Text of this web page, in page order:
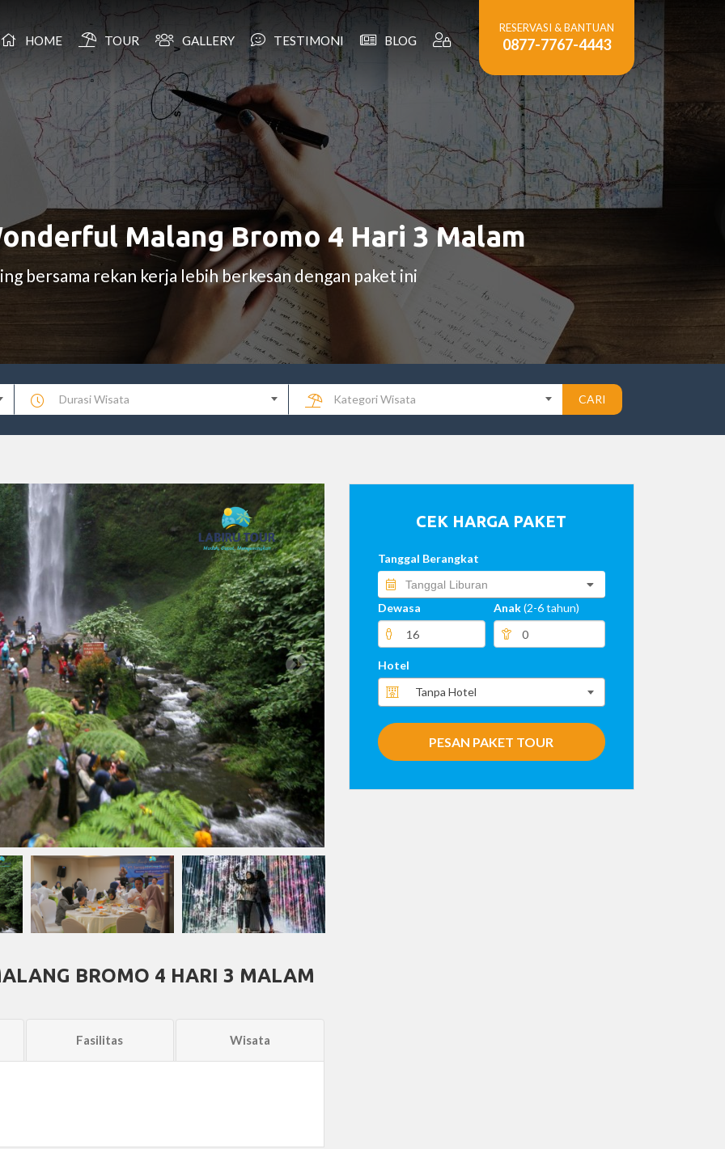
HOME TOUR GALLERY TESTIMONI BLOG
RESERVASI & BANTUAN
0877-7767-4443
Malang Bromo 4 Hari 3 Malam
bersama rekan kerja lebih berkesan dengan paket ini
Durasi Wisata Kategori Wisata CARI
BROMO 4 HARI 3 MALAM
Fasilitas Wisata
CEK HARGA PAKET
Tanggal Berangkat
Dewasa Anak(2-6 tahun)
Hotel
Tanpa Hotel
PESAN PAKET TOUR